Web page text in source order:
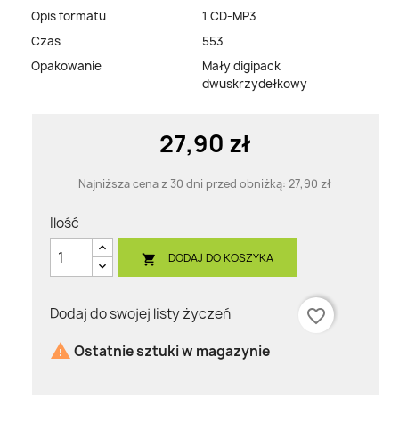
Opis formatu
1 CD-MP3
Czas
553
Opakowanie
Mały digipack
dwuskrzydełkowy
27,90 zł
Najniższa cena z 30 dni przed obniżką:27,90 zł
Ilość
 DODAJ DO KOSZYKA
Dodaj do swojej listy życzeń
favorite_border
 Ostatnie sztuki w magazynie